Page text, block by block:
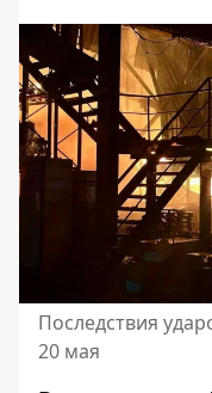
Последствия
20 мая